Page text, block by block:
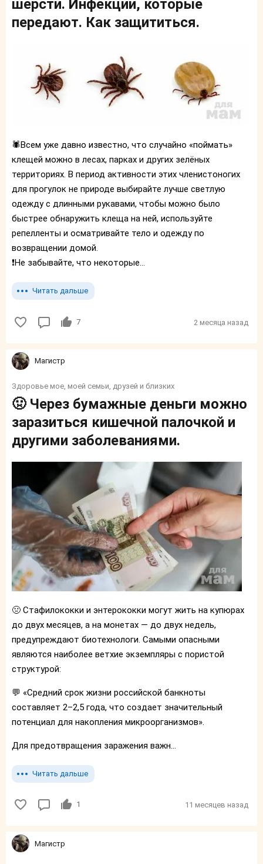
шерсти. Инфекции, которые
передают. Как защититься.
🕷️Всем уже давно известно, что случайно «поймать»
клещей можно в лесах, парках и других зелёных
территориях. В период активности этих членистоногих
для прогулок не природе выбирайте лучше светлую
одежду с длинными рукавами, чтобы можно было
быстрее обнаружить клеща на ней, используйте
репелленты и осматривайте тело и одежду по
возвращении домой.
❗️Не забывайте, что некоторые...
Читать дальше
7 2 месяца назад
Магистр
Здоровье мое, моей семьи, друзей и близких
🤢 Через бумажные деньги можно
заразиться кишечной палочкой и
другими заболеваниями.
🤢 Стафилококки и энтерококки могут жить на купюрах
до двух месяцев, а на монетах — до двух недель,
предупреждают биотехнологи. Самыми опасными
являются наиболее ветхие экземпляры с пористой
структурой:
💬 «Средний срок жизни российской банкноты
составляет 2–2,5 года, что создает значительный
потенциал для накопления микроорганизмов».
Для предотвращения заражения важн...
Читать дальше
1 11 месяцев назад
Магистр